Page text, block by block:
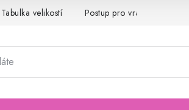
Tabulka velikostí Postup pro vrácení a výměnu